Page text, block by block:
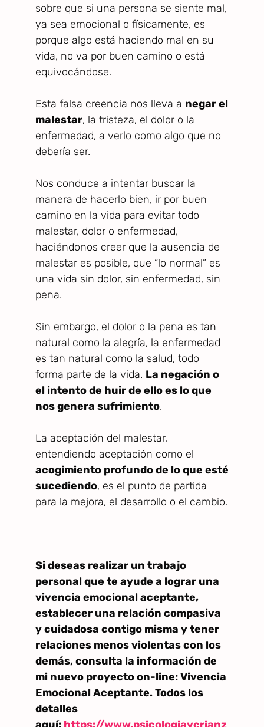
sobre que si una persona se siente mal,
ya sea emocional o físicamente, es
porque algo está haciendo mal en su
vida, no va por buen camino o está
equivocándose.
Esta falsa creencia nos lleva a negar el
malestar, la tristeza, el dolor o la
enfermedad, a verlo como algo que no
debería ser.
Nos conduce a intentar buscar la
manera de hacerlo bien, ir por buen
camino en la vida para evitar todo
malestar, dolor o enfermedad,
haciéndonos creer que la ausencia de
malestar es posible, que “lo normal” es
una vida sin dolor, sin enfermedad, sin
pena.
Sin embargo, el dolor o la pena es tan
natural como la alegría, la enfermedad
es tan natural como la salud, todo
forma parte de la vida. La negación o
el intento de huir de ello es lo que
nos genera sufrimiento.
La aceptación del malestar,
entendiendo aceptación como el
acogimiento profundo de lo que esté
sucediendo, es el punto de partida
para la mejora, el desarrollo o el cambio.
Si deseas realizar un trabajo
personal que te ayude a lograr una
vivencia emocional aceptante,
establecer una relación compasiva
y cuidadosa contigo misma y tener
relaciones menos violentas con los
demás, consulta la información de
mi nuevo proyecto on-line: Vivencia
Emocional Aceptante. Todos los
detalles